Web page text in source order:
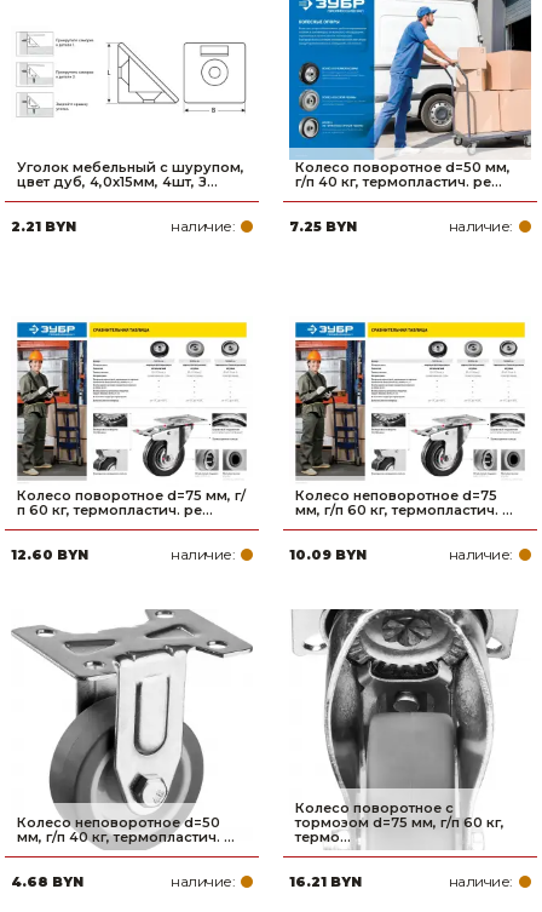
Уголок мебельный с шурупом,
цвет дуб, 4,0x15мм, 4шт, З...
2.21 BYN наличие:
Колесо поворотное d=50 мм,
г/п 40 кг, термопластич. ре...
7.25 BYN наличие:
Колесо поворотное d=75 мм, г/
п 60 кг, термопластич. ре...
12.60 BYN наличие:
Колесо неповоротное d=75
мм, г/п 60 кг, термопластич. ...
10.09 BYN наличие:
Колесо неповоротное d=50
мм, г/п 40 кг, термопластич. ...
4.68 BYN наличие:
Колесо поворотное с
тормозом d=75 мм, г/п 60 кг,
термо...
16.21 BYN наличие: